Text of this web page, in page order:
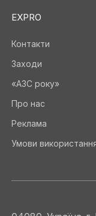
EXPRO
Контакти
Заходи
«АЗС року»
Про нас
Реклама
Умови